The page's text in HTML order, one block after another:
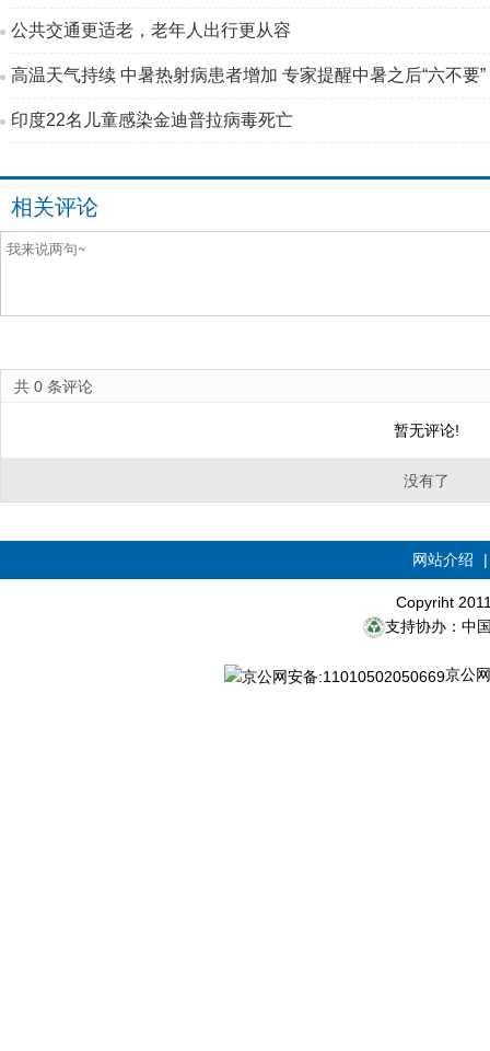
公共交通更适老，老年人出行更从容
高温天气持续 中暑热射病患者增加 专家提醒中暑之后“六不要”
印度22名儿童感染金迪普拉病毒死亡
相关评论
共 0 条评论
暂无评论!
没有了
网站介绍
Copyriht
支持协办：中
京公